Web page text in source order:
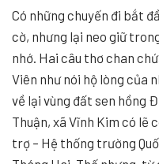
Có những chuyến đi bắt
cờ, nhưng lại neo giữ
nhớ. Hai câu thơ chan
Viên như nói hộ lòng của
về lại vùng đất sen hồng
Thuận, xã Vĩnh Kim có lẽ
trợ – Hệ thống trường